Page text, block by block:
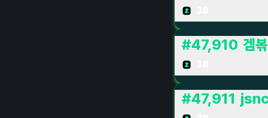
#47,910 겜볶
#47,911 jsnc